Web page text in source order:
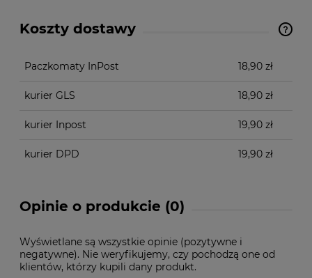
Koszty dostawy
Cena nie zawiera ewentualnych kosztów płatności
Paczkomaty InPost 18,90 zł
kurier GLS 18,90 zł
kurier Inpost 19,90 zł
kurier DPD 19,90 zł
Opinie o produkcie (0)
Wyświetlane są wszystkie opinie (pozytywne i
negatywne). Nie weryfikujemy, czy pochodzą one od
klientów, którzy kupili dany produkt.